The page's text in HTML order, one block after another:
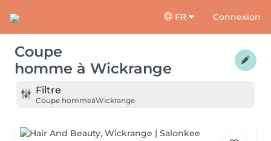
FR Connexion
Coupe
homme à Wickrange
Filtre
Coupe hommeàWickrange